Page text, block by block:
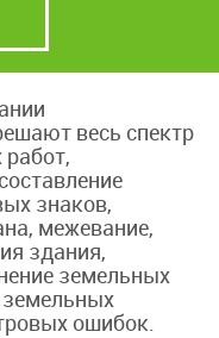
весь спектр
знаков,
межевание,
здания,
земельных
земельных
ошибок.